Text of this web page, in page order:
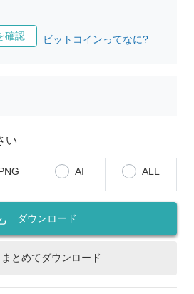
確認 ビットコインってなに?
い
AI ALL
ダウンロード
まとめてダウンロード